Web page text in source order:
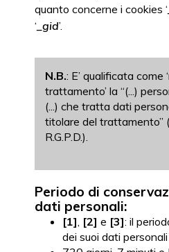
quanto concerne i cookies ‘
‘ _gid’.
N.B.: E’ qualificata come
trattamento’ la “(...)
(...) che tratta dati
titolare del trattamento”
R.G.P.D.).
Periodo di
dati personali:
[1], [2] e [3]: il
dei suoi dati personali